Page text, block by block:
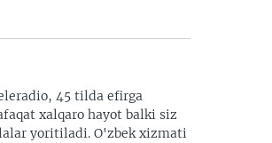
45 tilda efirga
xalqaro hayot balki siz
yoritiladi. O'zbek xizmati